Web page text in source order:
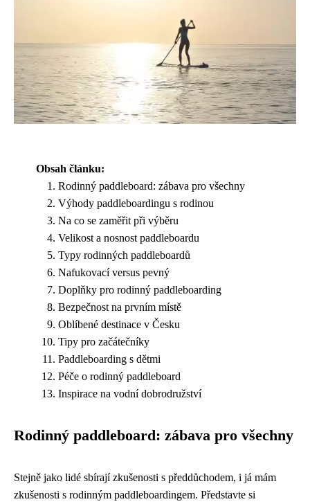
Obsah článku:
Rodinný paddleboard: zábava pro všechny
Výhody paddleboardingu s rodinou
Na co se zaměřit při výběru
Velikost a nosnost paddleboardu
Typy rodinných paddleboardů
Nafukovací versus pevný
Doplňky pro rodinný paddleboarding
Bezpečnost na prvním místě
Oblíbené destinace v Česku
Tipy pro začátečníky
Paddleboarding s dětmi
Péče o rodinný paddleboard
Inspirace na vodní dobrodružství
Rodinný paddleboard: zábava pro všechny
Stejně jako lidé sbírajízkušenosti s předdůchodem, i já mám
zkušenosti s rodinným paddleboardingem. Představte si